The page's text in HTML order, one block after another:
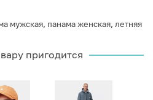
мужская, панама женская, летняя
пригодится